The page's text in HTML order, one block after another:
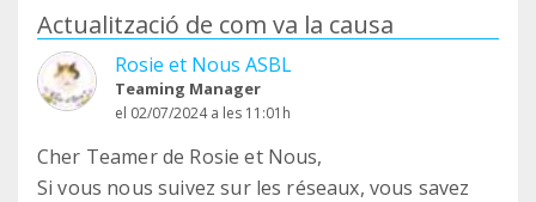
Actualització de com va la causa
Rosie et Nous ASBL
Teaming Manager
el 02/07/2024 a les 11:01h
Cher Teamer de Rosie et Nous,
Si vous nous suivez sur les réseaux, vous savez